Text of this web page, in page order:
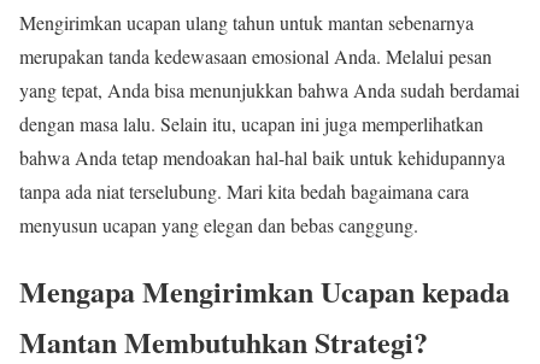
Mengirimkan ucapan ulang tahun untuk mantan sebenarnya
merupakan tanda kedewasaan emosional Anda. Melalui pesan
yang tepat, Anda bisa menunjukkan bahwa Anda sudah berdamai
dengan masa lalu. Selain itu, ucapan ini juga memperlihatkan
bahwa Anda tetap mendoakan hal-hal baik untuk kehidupannya
tanpa ada niat terselubung. Mari kita bedah bagaimana cara
menyusun ucapan yang elegan dan bebas canggung.
Mengapa Mengirimkan Ucapan kepada
Mantan Membutuhkan Strategi?